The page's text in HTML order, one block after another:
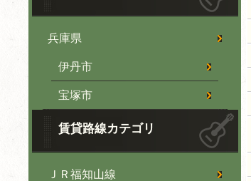
兵庫県
伊丹市
宝塚市
賃貸路線カテゴリ
ＪＲ福知山線